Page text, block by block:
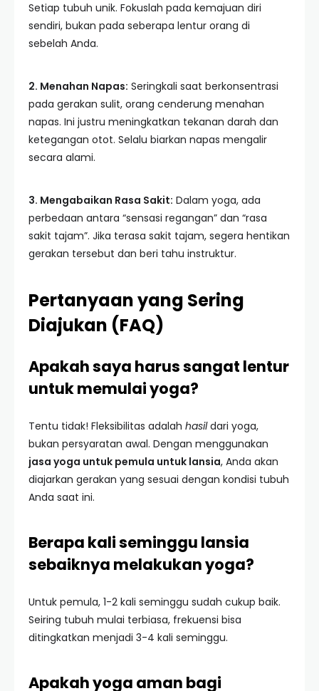
Setiap tubuh unik. Fokuslah pada kemajuan diri
sendiri, bukan pada seberapa lentur orang di
sebelah Anda.
2. Menahan Napas: Seringkali saat berkonsentrasi
pada gerakan sulit, orang cenderung menahan
napas. Ini justru meningkatkan tekanan darah dan
ketegangan otot. Selalu biarkan napas mengalir
secara alami.
3. Mengabaikan Rasa Sakit: Dalam yoga, ada
perbedaan antara “sensasi regangan” dan “rasa
sakit tajam”. Jika terasa sakit tajam, segera hentikan
gerakan tersebut dan beri tahu instruktur.
Pertanyaan yang Sering
Diajukan (FAQ)
Apakah saya harus sangat lentur
untuk memulai yoga?
Tentu tidak! Fleksibilitas adalah hasildari yoga,
bukan persyaratan awal. Dengan menggunakan
jasa yoga untuk pemula untuk lansia, Anda akan
diajarkan gerakan yang sesuai dengan kondisi tubuh
Anda saat ini.
Berapa kali seminggu lansia
sebaiknya melakukan yoga?
Untuk pemula, 1-2 kali seminggu sudah cukup baik.
Seiring tubuh mulai terbiasa, frekuensi bisa
ditingkatkan menjadi 3-4 kali seminggu.
Apakah yoga aman bagi